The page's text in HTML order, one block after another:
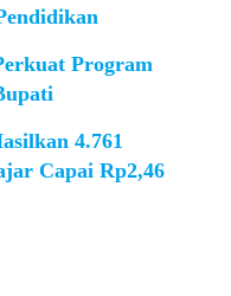
Program
4.761
Capai Rp2,46